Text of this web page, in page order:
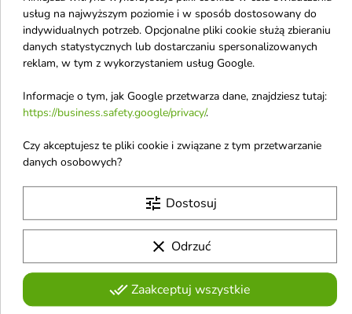
Nowość

favorite_border
AllNutrition AllDeynn
Gum 450 g
wysiłku.
174,22 zł
Nowość

favorite_border
AllNutrition AllDeynn
Powerrose Apple 450
g
Produkt pomaga zwiększyć
energię, poprawić koncentrację
oraz wspierać wydolność
treningów.
174,22 zł
usług na najwyższym poziomie i w sposób dostosowany do
indywidualnych potrzeb. Opcjonalne pliki cookie służą zbieraniu
danych statystycznych lub dostarczaniu spersonalizowanych
reklam, w tym z wykorzystaniem usług Google.
Informacje o tym, jak Google przetwarza dane, znajdziesz tutaj:
https://business.safety.google/privacy/.
Czy akceptujesz te pliki cookie i związane z tym przetwarzanie
danych osobowych?
tune Dostosuj
clear Odrzuć
done_allZaakceptuj wszystkie